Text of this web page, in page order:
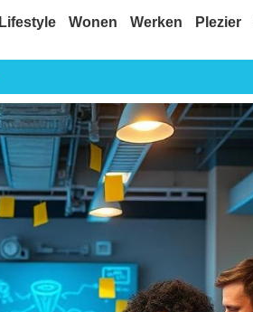
Lifestyle Wonen Werken Plezier